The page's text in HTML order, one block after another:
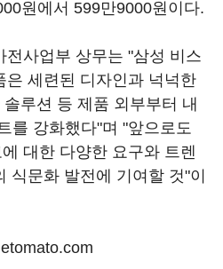
원에서 599만9000원이다.
전사업부 상무는 "삼성 비스
은 세련된 디자인과 넉넉한
루션 등 제품 외부부터 내
를 강화했다"며 "앞으로도
대한 다양한 요구와 트렌
식문화 발전에 기여할 것"이